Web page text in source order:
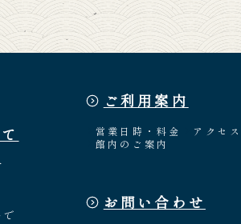
ご利用案内
営業日時・料金
アクセス
館内のご案内
お問い合わせ